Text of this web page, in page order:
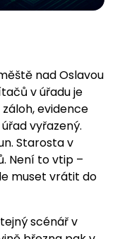
nad Oslavou
v úřadu je
evidence
vyřazený.
Starosta v
Není to vtip –
muset vrátit do
scénář v